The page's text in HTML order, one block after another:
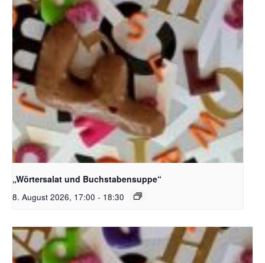
Bildquelle_ Pixabay Free_Christoph Meinersmann
„Wörtersalat und Buchstabensuppe“
8. August 2026, 17:00 - 18:30